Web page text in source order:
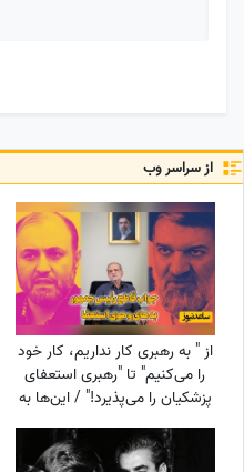
از سراسر وب
از " به رهبری کار نداریم، کار خود
را می‌کنیم" تا "رهبری استعفای
پزشکیان را می‌پذیرد!" / این‌ها به
نفع چه کسی کار می‌کنند؟